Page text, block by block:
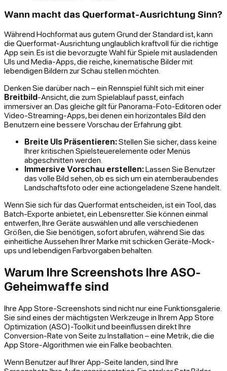
Wann macht das Querformat-Ausrichtung Sinn?
Während Hochformat aus gutem Grund der Standard ist, kann
die Querformat-Ausrichtung unglaublich kraftvoll für die richtige
App sein. Es ist die bevorzugte Wahl für Spiele mit ausladenden
UIs und Media-Apps, die reiche, kinematische Bilder mit
lebendigen Bildern zur Schau stellen möchten.
Denken Sie darüber nach – ein Rennspiel fühlt sich mit einer
Breitbild-Ansicht, die zum Spielablauf passt, einfach
immersiver an. Das gleiche gilt für Panorama-Foto-Editoren oder
Video-Streaming-Apps, bei denen ein horizontales Bild den
Benutzern eine bessere Vorschau der Erfahrung gibt.
Breite UIs Präsentieren:Stellen Sie sicher, dass keine
Ihrer kritischen Spielsteuerelemente oder Menüs
abgeschnitten werden.
Immersive Vorschau erstellen:Lassen Sie Benutzer
das volle Bild sehen, ob es sich um ein atemberaubendes
Landschaftsfoto oder eine actiongeladene Szene handelt.
Wenn Sie sich für das Querformat entscheiden, ist ein Tool, das
Batch-Exporte anbietet, ein Lebensretter. Sie können einmal
entwerfen, Ihre Geräte auswählen und alle verschiedenen
Größen, die Sie benötigen, sofort abrufen, während Sie das
einheitliche Aussehen Ihrer Marke mit schicken Geräte-Mock-
ups und lebendigen Farbvorgaben behalten.
Warum Ihre Screenshots Ihre ASO-
Geheimwaffe sind
Ihre App Store-Screenshots sind nicht nur eine Funktionsgalerie.
Sie sind eines der mächtigsten Werkzeuge in Ihrem App Store
Optimization (ASO)-Toolkit und beeinflussen direkt Ihre
Conversion-Rate von Seite zu Installation – eine Metrik, die die
App Store-Algorithmen wie ein Falke beobachten.
Wenn Benutzer auf Ihrer App-Seite landen, sind Ihre